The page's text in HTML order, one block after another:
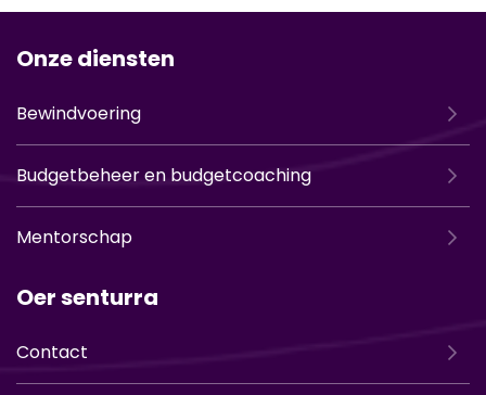
Onze diensten
Bewindvoering
Budgetbeheer en budgetcoaching
Mentorschap
Oer senturra
Contact